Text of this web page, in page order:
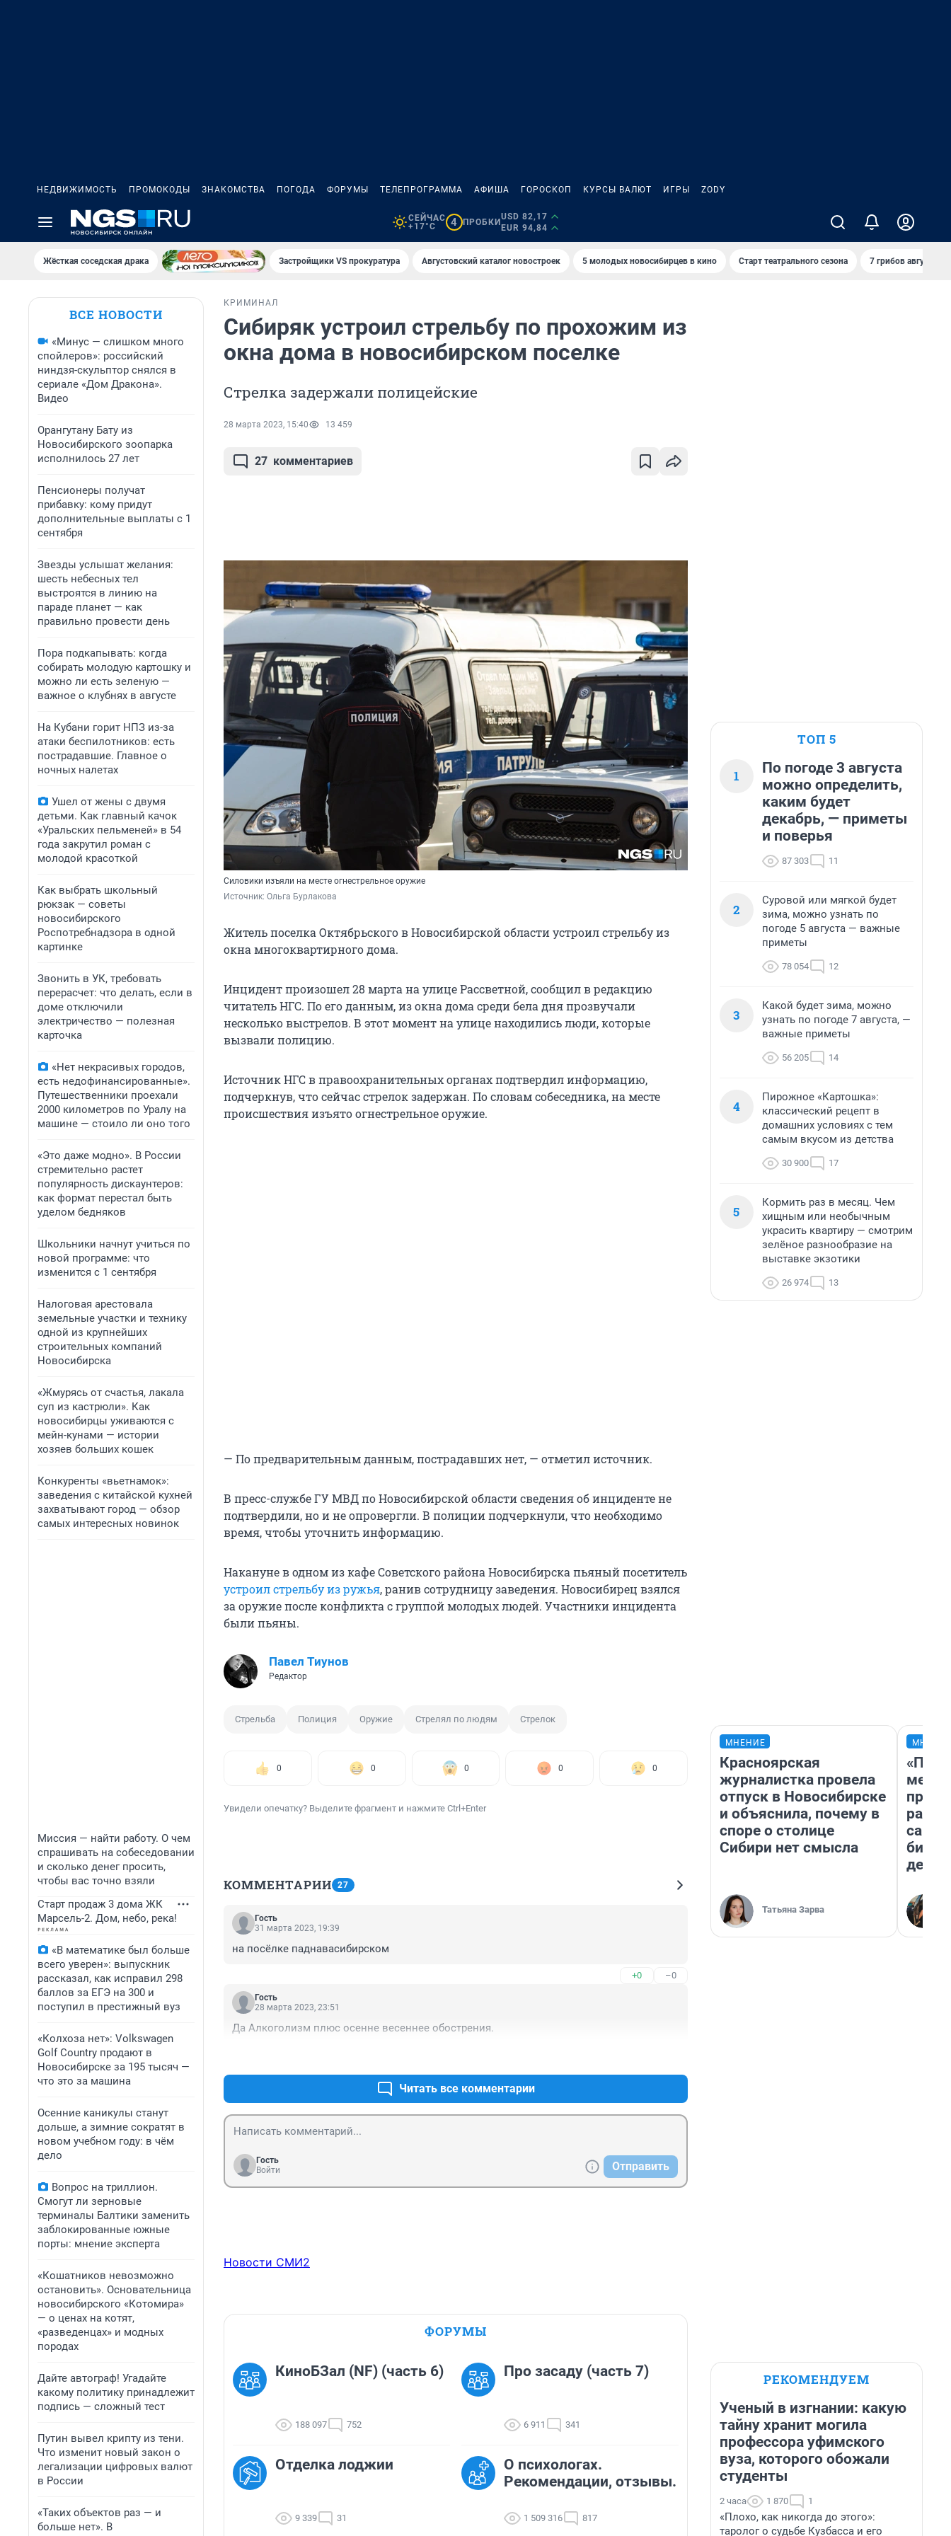
НЕДВИЖИМОСТЬ ПРОМОКОДЫ ЗНАКОМСТВА ПОГОДА ФОРУМЫ ТЕЛЕПРОГРАММА АФИША ГОРОСКОП КУРСЫ ВАЛЮТ ИГРЫ ZODY
СЕЙЧАС
+17°C
4 ПРОБКИ
USD 82,17
EUR 94,84
Жёсткая соседская драка Застройщики VS прокуратура Августовский каталог новостроек 5 молодых новосибирцев в кино Старт театрального сезона 7 грибов августа
ВСЕ НОВОСТИ
«Минус — слишком много
спойлеров»: российский
ниндзя-скульптор снялся в
сериале «Дом Дракона».
Видео
Орангутану Бату из
Новосибирского зоопарка
исполнилось 27 лет
Пенсионеры получат
прибавку: кому придут
дополнительные выплаты с 1
сентября
Звезды услышат желания:
шесть небесных тел
выстроятся в линию на
параде планет — как
правильно провести день
Пора подкапывать: когда
собирать молодую картошку и
можно ли есть зеленую —
важное о клубнях в августе
На Кубани горит НПЗ из-за
атаки беспилотников: есть
пострадавшие. Главное о
ночных налетах
Ушел от жены с двумя
детьми. Как главный качок
«Уральских пельменей» в 54
года закрутил роман с
молодой красоткой
Как выбрать школьный
рюкзак — советы
новосибирского
Роспотребнадзора в одной
картинке
Звонить в УК, требовать
перерасчет: что делать, если в
доме отключили
электричество — полезная
карточка
«Нет некрасивых городов,
есть недофинансированные».
Путешественники проехали
2000 километров по Уралу на
машине — стоило ли оно того
«Это даже модно». В России
стремительно растет
популярность дискаунтеров:
как формат перестал быть
уделом бедняков
Школьники начнут учиться по
новой программе: что
изменится с 1 сентября
Налоговая арестовала
земельные участки и технику
одной из крупнейших
строительных компаний
Новосибирска
«Жмурясь от счастья, лакала
суп из кастрюли». Как
новосибирцы уживаются с
мейн-кунами — истории
хозяев больших кошек
Конкуренты «вьетнамок»:
заведения с китайской кухней
захватывают город — обзор
самых интересных новинок
Миссия — найти работу. О чем
спрашивать на собеседовании
и сколько денег просить,
чтобы вас точно взяли
Старт продаж 3 дома ЖК
Марсель-2. Дом, небо, река!
«В математике был больше
всего уверен»: выпускник
рассказал, как исправил 298
баллов за ЕГЭ на 300 и
поступил в престижный вуз
«Колхоза нет»: Volkswagen
Golf Сountry продают в
Новосибирске за 195 тысяч —
что это за машина
Осенние каникулы станут
дольше, а зимние сократят в
новом учебном году: в чём
дело
Вопрос на триллион.
Смогут ли зерновые
терминалы Балтики заменить
заблокированные южные
порты: мнение эксперта
«Кошатников невозможно
остановить». Основательница
новосибирского «Котомира»
— о ценах на котят,
«разведенцах» и модных
породах
Дайте автограф! Угадайте
какому политику принадлежит
подпись — сложный тест
Путин вывел крипту из тени.
Что изменит новый закон о
легализации цифровых валют
в России
«Таких объектов раз — и
больше нет». В
КРИМИНАЛ
Сибиряк устроил стрельбу по прохожим из
окна дома в новосибирском поселке
Стрелка задержали полицейские
28 марта 2023, 15:40 13 459
27 комментариев
Силовики изъяли на месте огнестрельное оружие
Источник: Ольга Бурлакова
Житель поселка Октябрьского в Новосибирской области устроил стрельбу из
окна многоквартирного дома.
Инцидент произошел 28 марта на улице Рассветной, сообщил в редакцию
читатель НГС. По его данным, из окна дома среди бела дня прозвучали
несколько выстрелов. В этот момент на улице находились люди, которые
вызвали полицию.
Источник НГС в правоохранительных органах подтвердил информацию,
подчеркнув, что сейчас стрелок задержан. По словам собеседника, на месте
происшествия изъято огнестрельное оружие.
— По предварительным данным, пострадавших нет, — отметил источник.
В пресс-службе ГУ МВД по Новосибирской области сведения об инциденте не
подтвердили, но и не опровергли. В полиции подчеркнули, что необходимо
время, чтобы уточнить информацию.
Накануне в одном из кафе Советского района Новосибирска пьяный посетитель
устроил стрельбу из ружья, ранив сотрудницу заведения. Новосибирец взялся
за оружие после конфликта с группой молодых людей. Участники инцидента
были пьяны.
Павел Тиунов
Редактор
Стрельба Полиция Оружие Стрелял по людям Стрелок
0 0 0 0 0
Увидели опечатку? Выделите фрагмент и нажмите Ctrl+Enter
КОММЕНТАРИИ 27
Гость
31 марта 2023, 19:39
на посёлке паднавасибирском
+0 –0
Гость
28 марта 2023, 23:51
Да Алкоголизм плюс осенне весеннее обострения.
Читать все комментарии
Гость
Войти
Отправить
Новости СМИ2
ФОРУМЫ
КиноБЗал (NF) (часть 6)
188 097 752
Про засаду (часть 7)
6 911 341
Отделка лоджии
9 339 31
О психологах.
Рекомендации, отзывы.
1 509 316 817
ТОП 5
1
По погоде 3 августа
можно определить,
каким будет
декабрь, — приметы
и поверья
87 303 11
2
Суровой или мягкой будет
зима, можно узнать по
погоде 5 августа — важные
приметы
78 054 12
3
Какой будет зима, можно
узнать по погоде 7 августа, —
важные приметы
56 205 14
4
Пирожное «Картошка»:
классический рецепт в
домашних условиях с тем
самым вкусом из детства
30 900 17
5
Кормить раз в месяц. Чем
хищным или необычным
украсить квартиру — смотрим
зелёное разнообразие на
выставке экзотики
26 974 13
МНЕНИЕ
Красноярская
журналистка провела
отпуск в Новосибирске
и объяснила, почему в
споре о столице
Сибири нет смысла
Татьяна Зарва
РЕКОМЕНДУЕМ
Ученый в изгнании: какую
тайну хранит могила
профессора уфимского
вуза, которого обожали
студенты
2 часа 1 870 1
«Плохо, как никогда до этого»:
таролог о судьбе Кузбасса и его